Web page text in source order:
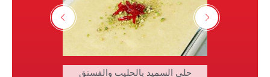
حلى السميد بالحليب والفستق